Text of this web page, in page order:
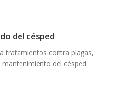
del césped
tratamientos contra plagas,
mantenimiento del césped.